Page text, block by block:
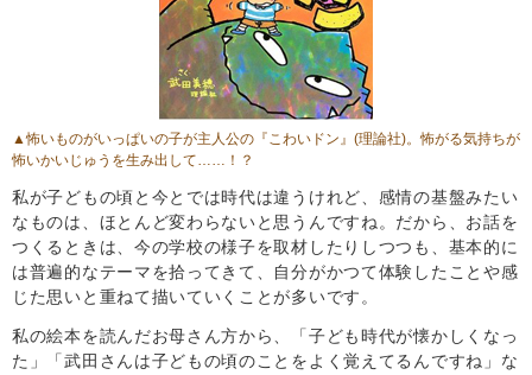
▲怖いものがいっぱいの子が主人公の 『こわいドン』 (理論社)。怖がる気持ちが
怖いかいじゅうを生み出して……！？
私が子どもの頃と今とでは時代は違うけれど、感情の基盤みたい
なものは、ほとんど変わらないと思うんですね。だから、お話を
つくるときは、今の学校の様子を取材したりしつつも、基本的に
は普遍的なテーマを拾ってきて、自分がかつて体験したことや感
じた思いと重ねて描いていくことが多いです。
私の絵本を読んだお母さん方から、「子ども時代が懐かしくなっ
た」「武田さんは子どもの頃のことをよく覚えてるんですね」な